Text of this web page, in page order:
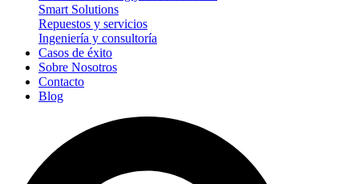
Smart Solutions
Repuestos y servicios
Ingeniería y consultoría
Casos de éxito
Sobre Nosotros
Contacto
Blog